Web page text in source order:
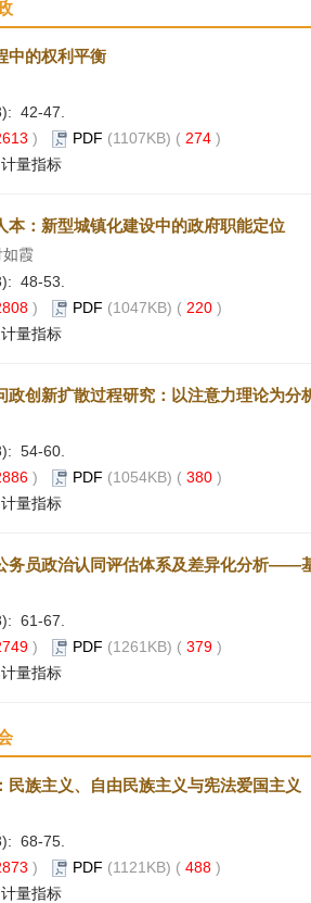
中的权利平衡
42-47.
) PDF (1107KB) ( 274 )
计量指标
本：新型城镇化建设中的政府职能定位
霞
48-53.
) PDF (1047KB) ( 220 )
计量指标
政创新扩散过程研究：以注意力理论为分
54-60.
) PDF (1054KB) ( 380 )
计量指标
务员政治认同评估体系及差异化分析——
61-67.
) PDF (1261KB) ( 379 )
计量指标
民族主义、自由民族主义与宪法爱国主义
68-75.
) PDF (1121KB) ( 488 )
计量指标